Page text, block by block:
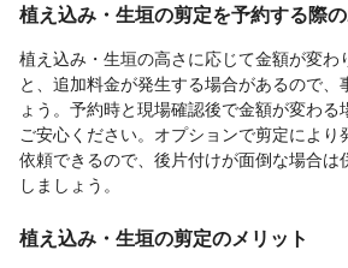
植え込み・生垣の剪定を予約する際
植え込み・生垣の高さに応じて金額が変わ
と、追加料金が発生する場合があるので、
ょう。予約時と現場確認後で金額が変わ
ご安心ください。オプションで剪定により
依頼できるので、後片付けが面倒な場合は
しましょう。
植え込み・生垣の剪定のメリット